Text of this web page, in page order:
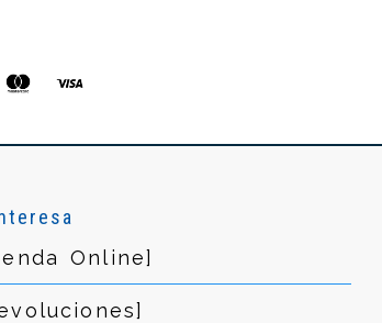
Online]